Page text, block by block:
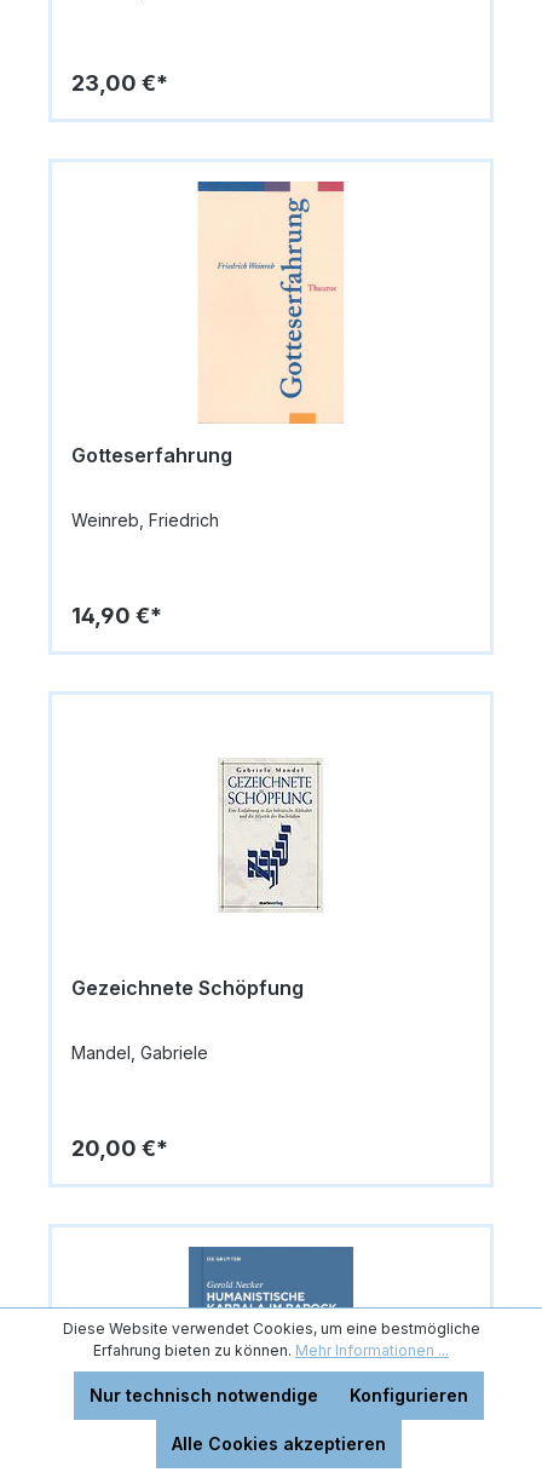
23,00 €*
Gotteserfahrung
Weinreb, Friedrich
14,90 €*
Gezeichnete Schöpfung
Mandel, Gabriele
20,00 €*
Diese Website verwendet Cookies, um eine bestmögliche
Erfahrung bieten zu können. Mehr Informationen ...
Nur technisch notwendige Konfigurieren
Alle Cookies akzeptieren